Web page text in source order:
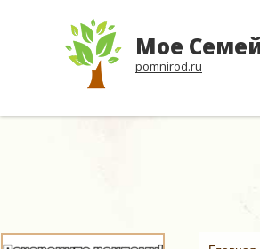
Мое
pomnirod.ru